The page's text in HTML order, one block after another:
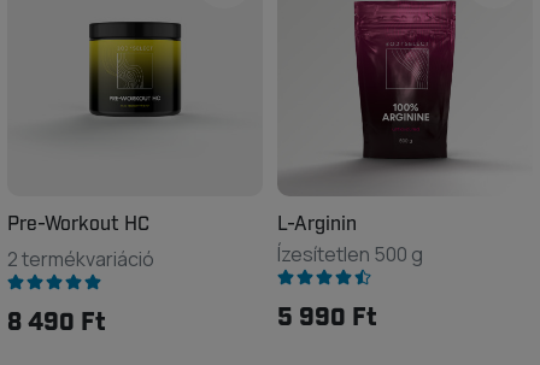
Pre-Workout HC
2 termékvariáció
8 490 Ft
L-Arginin
Ízesítetlen 500 g
5 990 Ft